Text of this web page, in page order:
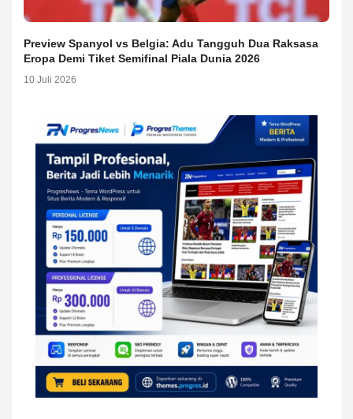
Preview Spanyol vs Belgia: Adu Tangguh Dua Raksasa
Eropa Demi Tiket Semifinal Piala Dunia 2026
10 Juli 2026